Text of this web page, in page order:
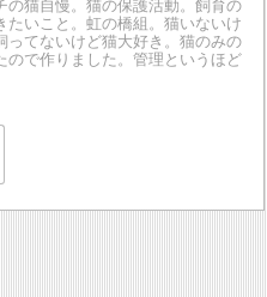
の猫自慢。猫の保護活動。飼育の
たいこと。虹の橋組。猫いないけ
ってないけど猫大好き。猫のみの
ので作りました。管理というほど